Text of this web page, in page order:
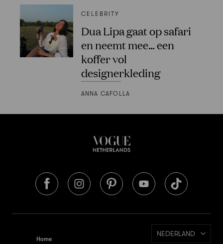
CELEBRITY
Dua Lipa gaat op safari
en neemt mee… een
koffer vol
designerkleding
ANNA CAFOLLA
Home
NEDERLAND